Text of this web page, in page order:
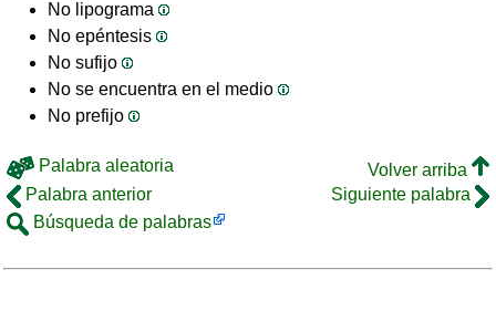
No lipograma
No epéntesis
No sufijo
No se encuentra en el medio
No prefijo
Palabra aleatoria
Volver arriba
Palabra anterior
Siguiente palabra
Búsqueda de palabras